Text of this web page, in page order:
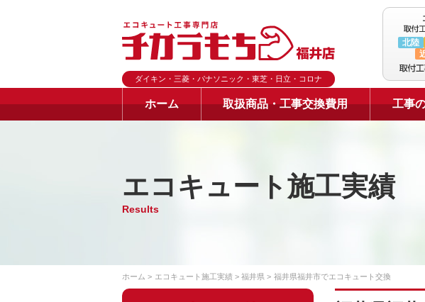
ダイキン・三菱・パナソニック・東芝・日立・コロナ
北陸
ホーム 取扱商品・工事交換費用 工事
エコキュート施工実績
Results
ホーム エコキュート施工実績 福井県 福井県福井市でエコキュート交換